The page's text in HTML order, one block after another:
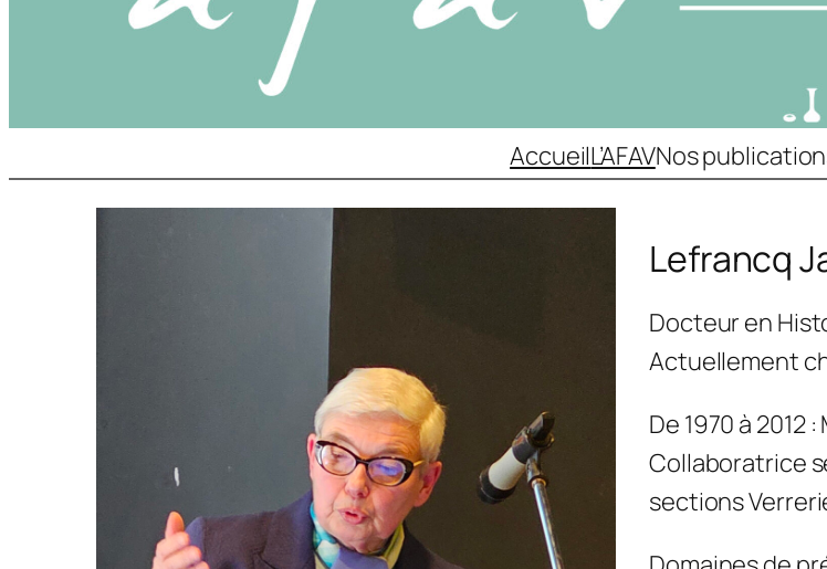
AccueilL’AFAVNos
Lefrancq
Docteur en
Actuellement
De 1970 à 2012
Collaboratrice
sections